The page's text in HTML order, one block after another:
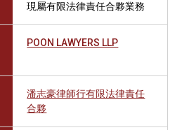
現屬有限法律責任合夥業務
POON LAWYERS LLP
潘志豪律師行有限法律責任
合夥